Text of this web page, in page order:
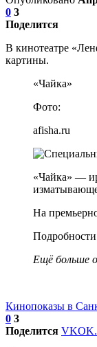
0 3
Поделится
В кинотеатре
картины.
«Чайка»
Фото:
afisha.ru
«Чайка» —
На
Ещё больше
Кинопоказы в
0 3
Поделится VK